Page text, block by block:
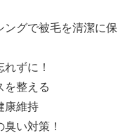
ングで被毛を清潔に保
ずに！
を整える
康維持
い対策！